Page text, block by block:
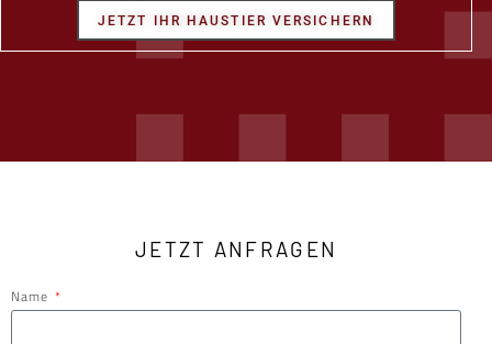
JETZT IHR HAUSTIER VERSICHERN
JETZT ANFRAGEN
Name